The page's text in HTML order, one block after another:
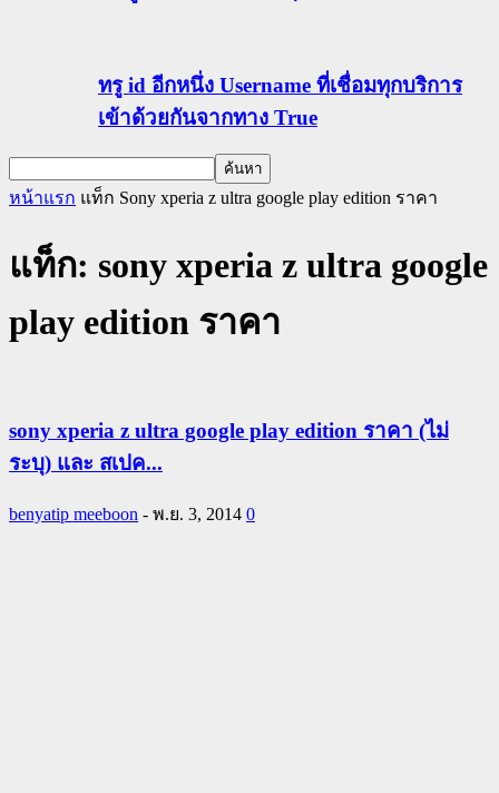
ทรู id อีกหนึ่ง Username ที่เชื่อมทุกบริการ
เข้าด้วยกันจากทาง True
หน้าแรก แท็ก Sony xperia z ultra google play edition ราคา
แท็ก: sony xperia z ultra google
play edition ราคา
sony xperia z ultra google play edition ราคา (ไม่
ระบุ) และ สเปค...
benyatip meeboon - พ.ย. 3, 2014 0